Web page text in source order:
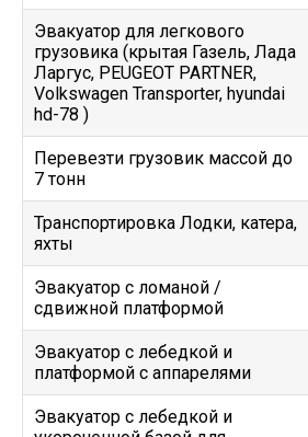
Эвакуатор для легкового
грузовика (крытая Газель, Лада
Ларгус, PEUGEOT PARTNER,
Volkswagen Transporter, hyundai
hd-78 )
Перевезти грузовик массой до
7 тонн
Транспортировка Лодки, катера,
яхты
Эвакуатор c ломаной /
сдвижной платформой
Эвакуатор с лебедкой и
платформой с аппарелями
Эвакуатор с лебедкой и